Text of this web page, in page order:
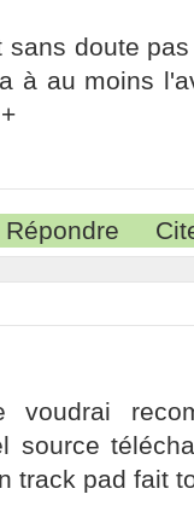
sans doute
à au moins
Répondre
voudrai
source
track pad fait